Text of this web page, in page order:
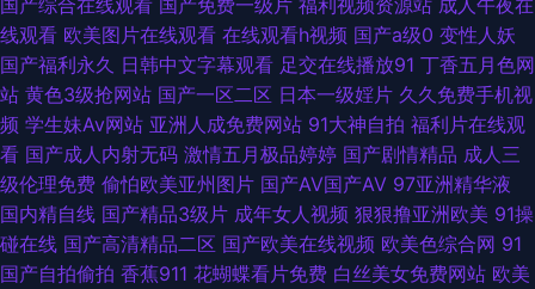
久久 www页网页在线观看 日韩欧美国产成人 97男人天堂网 色色AV男人天
堂 99热色五月 日本A片不卡 97韩影视伦理 欧美性爱网第二页 91高跟丝袜啪
啪 老司机大香蕉 91prom破解 国产日韩内射 91大神免费在线 国产在线96页
一本道欧美日A∨ 国产精品久久91 www日韩韩 性爱麻豆 操瑟瑟综合 四虎AV
影库 91最新地址网址 日本性交 91情爱网址 欧美自拍视频网站 91丝袜拍拍
线观看 欧美图片在线观看 在线观看h视频 国产a级0 变性人妖
国产福利永久 日韩中文字幕观看 足交在线播放91 丁香五月色网
站 黄色3级抢网站 国产一区二区 日本一级婬片 久久免费手机视
频 学生妹Av网站 亚洲人成免费网站 91大神自拍 福利片在线观
看 国产成人内射无码 激情五月极品婷婷 国产剧情精品 成人三
级伦理免费 偷怕欧美亚州图片 国产AV国产AV 97亚洲精华液
国内精自线 国产精品3级片 成年女人视频 狠狠撸亚洲欧美 91操
碰在线 国产高清精品二区 国产欧美在线视频 欧美色综合网 91
国产自拍偷拍 香蕉911 花蝴蝶看片免费 白丝美女免费网站 欧美